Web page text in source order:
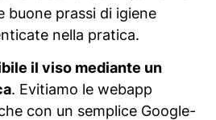
buone prassi di igiene
nella pratica.
il viso mediante un
. Evitiamo le webapp
con un semplice Google-